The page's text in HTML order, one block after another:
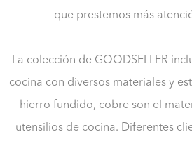
que prestemos más
La colección de GOODSELLER
cocina con diversos materiales y
hierro fundido, cobre son el
utensilios de cocina. Diferentes